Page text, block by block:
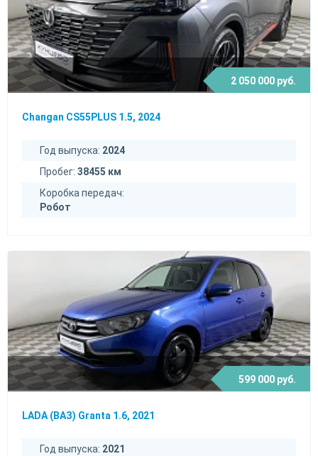
2 050 000 руб.
Changan CS55PLUS 1.5, 2024
Год выпуска: 2024
Пробег: 38455 км
Коробка передач:
Робот
599 000 руб.
LADA (ВАЗ) Granta 1.6, 2021
Год выпуска: 2021